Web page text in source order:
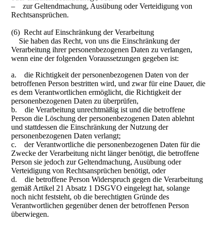
– zur Geltendmachung, Ausübung oder Verteidigung von
Rechtsansprüchen.
(6) Recht auf Einschränkung der Verarbeitung
Sie haben das Recht, von uns die Einschränkung der
Verarbeitung ihrer personenbezogenen Daten zu verlangen,
wenn eine der folgenden Voraussetzungen gegeben ist:
a. die Richtigkeit der personenbezogenen Daten von der
betroffenen Person bestritten wird, und zwar für eine Dauer, die
es dem Verantwortlichen ermöglicht, die Richtigkeit der
personenbezogenen Daten zu überprüfen,
b. die Verarbeitung unrechtmäßig ist und die betroffene
Person die Löschung der personenbezogenen Daten ablehnt
und stattdessen die Einschränkung der Nutzung der
personenbezogenen Daten verlangt;
c. der Verantwortliche die personenbezogenen Daten für die
Zwecke der Verarbeitung nicht länger benötigt, die betroffene
Person sie jedoch zur Geltendmachung, Ausübung oder
Verteidigung von Rechtsansprüchen benötigt, oder
d. die betroffene Person Widerspruch gegen die Verarbeitung
gemäß Artikel 21 Absatz 1 DSGVO eingelegt hat, solange
noch nicht feststeht, ob die berechtigten Gründe des
Verantwortlichen gegenüber denen der betroffenen Person
überwiegen.